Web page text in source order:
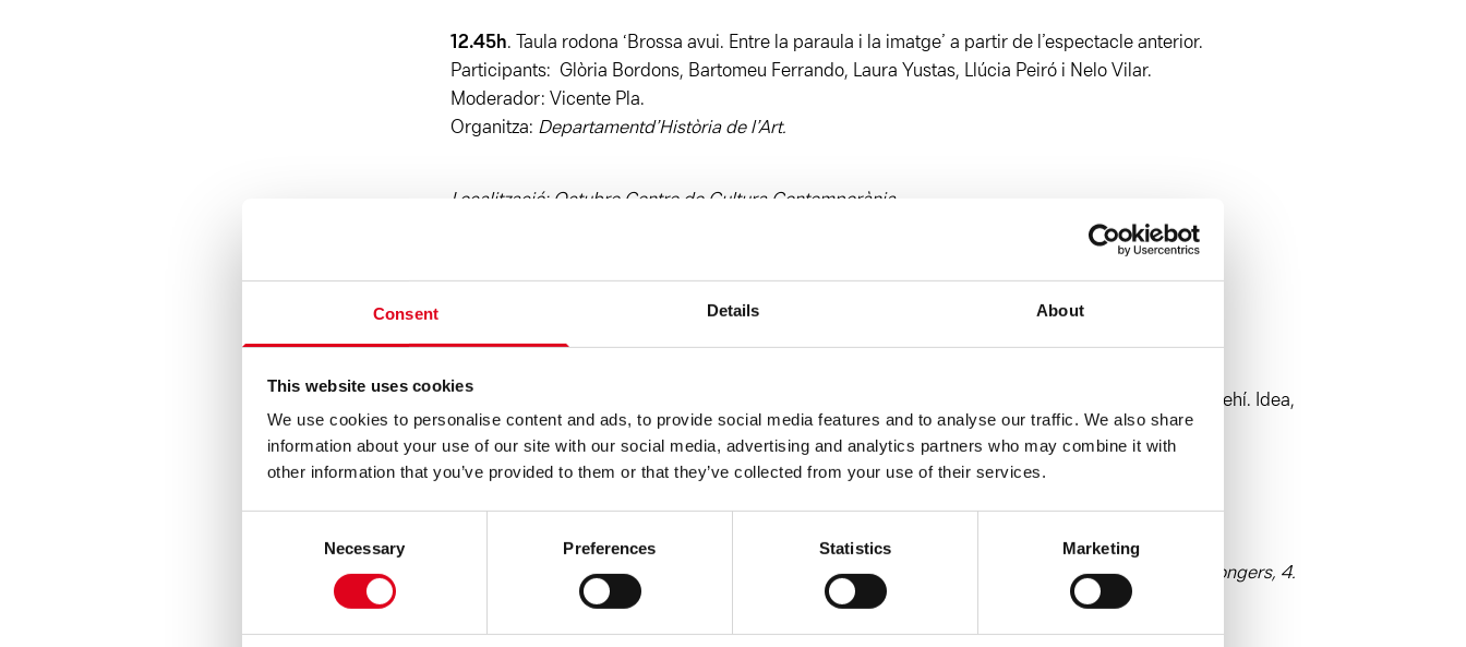
Consent Details About
This website uses cookies
We use cookies to personalise content and ads, to provide social media features and to analyse our traffic. We also share
information about your use of our site with our social media, advertising and analytics partners who may combine it with
other information that you’ve provided to them or that they’ve collected from your use of their services.
Necessary Preferences Statistics Marketing
12.45h. Taula rodona ‘Brossa avui. Entre la paraula i la imatge’ a partir de l’espectacle anterior.
Participants: Glòria Bordons, Bartomeu Ferrando, Laura Yustas, Llúcia Peiró i Nelo Vilar.
Moderador: Vicente Pla.
Organitza: Departamentd’Història de l’Art.
Localització: Octubre Centre de Cultura Contemporània
Participants: Pau Miró, Manuel Molins, Rodolf Sirera i Núria Vizcarro.
, espectacle escènic amb Bàrbara Roig i Ramon Bonvehí. Idea,
creació i direcció: Ester Roma.
Localització: Universitat de València (Facultat de Magisteri. Campus de Tarongers. Avinguda Tarongers, 4.
València). Aula PB 04.